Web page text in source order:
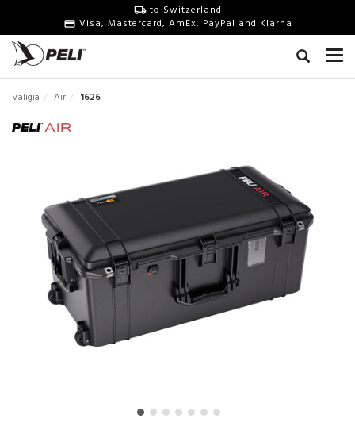
to Switzerland
Visa, Mastercard, AmEx, PayPal and Klarna
Valigia Air 1626